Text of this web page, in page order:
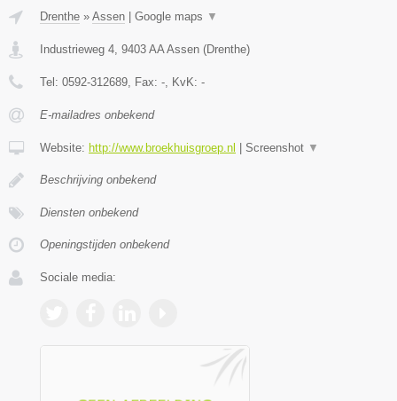
Drenthe » Assen Google maps ▼
Industrieweg 4 9403 AA Assen (Drenthe)
Tel: 0592-312689 , Fax: - , KvK: -
E-mailadres onbekend
Website: http://www.broekhuisgroep.nl Screenshot ▼
Beschrijving onbekend
Diensten onbekend
Openingstijden onbekend
Sociale media: